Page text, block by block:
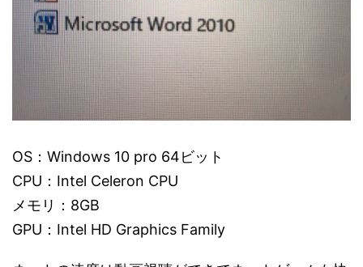
OS：Windows 10 pro 64ビット
CPU：Intel Celeron CPU
メモリ：8GB
GPU：Intel HD Graphics Family